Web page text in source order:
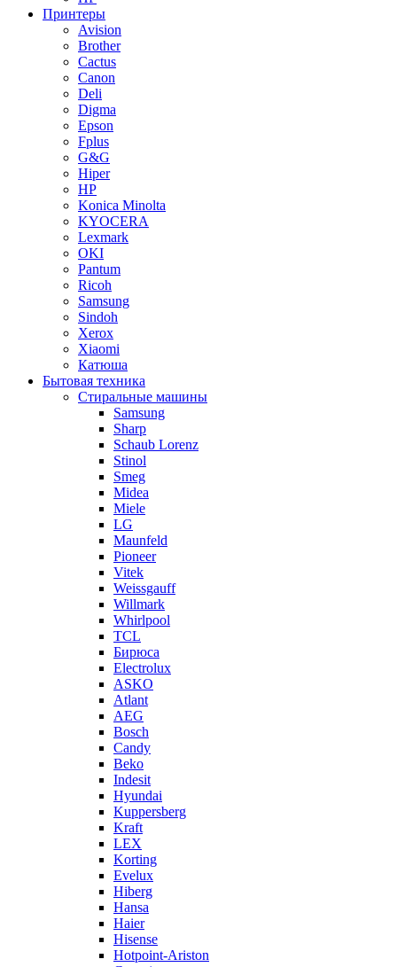
Принтеры
Avision
Brother
Cactus
Canon
Deli
Digma
Epson
Fplus
G&G
Hiper
HP
Konica Minolta
KYOCERA
Lexmark
OKI
Pantum
Ricoh
Samsung
Sindoh
Xerox
Xiaomi
Катюша
Бытовая техника
Стиральные машины
Samsung
Sharp
Schaub Lorenz
Stinol
Smeg
Midea
Miele
LG
Maunfeld
Pioneer
Vitek
Weissgauff
Willmark
Whirlpool
TCL
Бирюса
Electrolux
ASKO
Atlant
AEG
Bosch
Candy
Beko
Indesit
Hyundai
Kuppersberg
Kraft
LEX
Korting
Evelux
Hiberg
Hansa
Haier
Hisense
Hotpoint-Ariston